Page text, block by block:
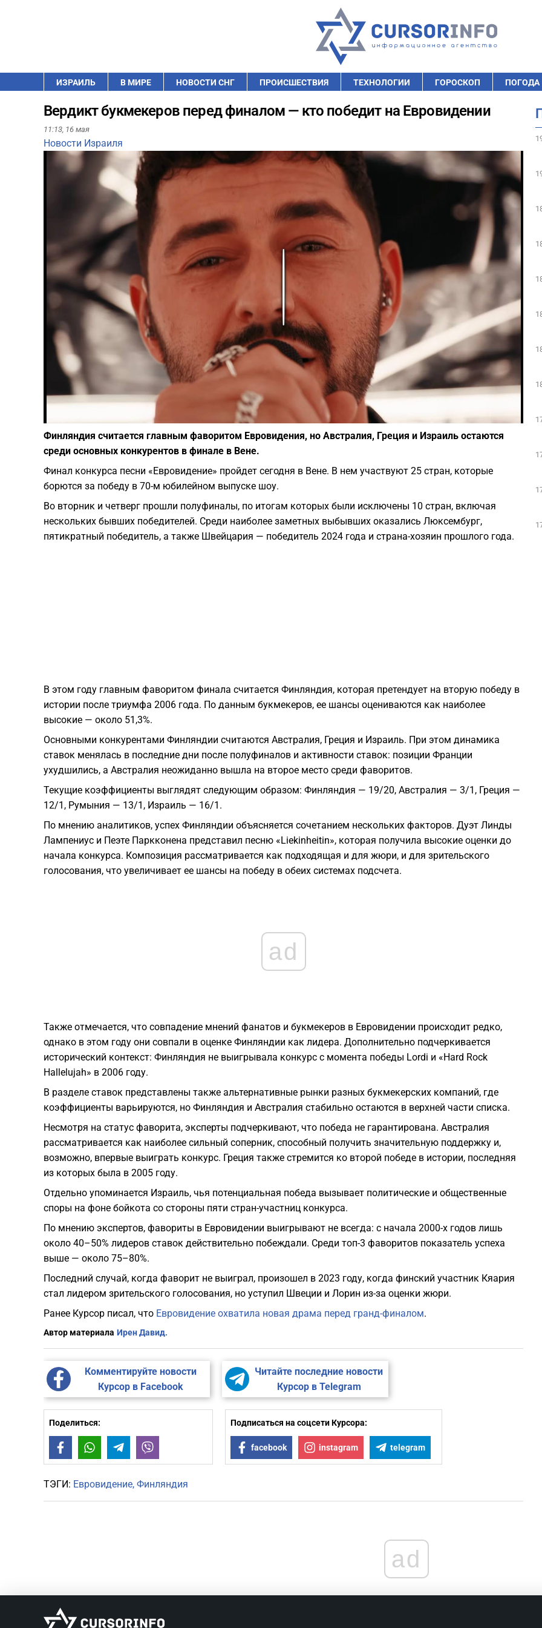
ИЗРАИЛЬ В МИРЕ НОВОСТИ СНГ ПРОИСШЕСТВИЯ ТЕХНОЛОГИИ ГОРОСКОП ПОГОДА
Вердикт букмекеров перед финалом — кто победит на Евровидении
11:13, 16 мая
Новости Израиля
Play
Финляндия считается главным фаворитом Евровидения, но Австралия, Греция и Израиль остаются
среди основных конкурентов в финале в Вене.
Финал конкурса песни «Евровидение» пройдет сегодня в Вене. В нем участвуют 25 стран, которые
борются за победу в 70-м юбилейном выпуске шоу.
Во вторник и четверг прошли полуфиналы, по итогам которых были исключены 10 стран, включая
нескольких бывших победителей. Среди наиболее заметных выбывших оказались Люксембург,
пятикратный победитель, а также Швейцария — победитель 2024 года и страна-хозяин прошлого года.
В этом году главным фаворитом финала считается Финляндия, которая претендует на вторую победу в
истории после триумфа 2006 года. По данным букмекеров, ее шансы оцениваются как наиболее
высокие — около 51,3%.
Основными конкурентами Финляндии считаются Австралия, Греция и Израиль. При этом динамика
ставок менялась в последние дни после полуфиналов и активности ставок: позиции Франции
ухудшились, а Австралия неожиданно вышла на второе место среди фаворитов.
Текущие коэффициенты выглядят следующим образом: Финляндия — 19/20, Австралия — 3/1, Греция —
12/1, Румыния — 13/1, Израиль — 16/1.
По мнению аналитиков, успех Финляндии объясняется сочетанием нескольких факторов. Дуэт Линды
Лампениус и Пеэте Паркконена представил песню «Liekinheitin», которая получила высокие оценки до
начала конкурса. Композиция рассматривается как подходящая и для жюри, и для зрительского
голосования, что увеличивает ее шансы на победу в обеих системах подсчета.
ad
Также отмечается, что совпадение мнений фанатов и букмекеров в Евровидении происходит редко,
однако в этом году они совпали в оценке Финляндии как лидера. Дополнительно подчеркивается
исторический контекст: Финляндия не выигрывала конкурс с момента победы Lordi и «Hard Rock
Hallelujah» в 2006 году.
В разделе ставок представлены также альтернативные рынки разных букмекерских компаний, где
коэффициенты варьируются, но Финляндия и Австралия стабильно остаются в верхней части списка.
Несмотря на статус фаворита, эксперты подчеркивают, что победа не гарантирована. Австралия
рассматривается как наиболее сильный соперник, способный получить значительную поддержку и,
возможно, впервые выиграть конкурс. Греция также стремится ко второй победе в истории, последняя
из которых была в 2005 году.
Отдельно упоминается Израиль, чья потенциальная победа вызывает политические и общественные
споры на фоне бойкота со стороны пяти стран-участниц конкурса.
По мнению экспертов, фавориты в Евровидении выигрывают не всегда: с начала 2000-х годов лишь
около 40–50% лидеров ставок действительно побеждали. Среди топ-3 фаворитов показатель успеха
выше — около 75–80%.
Последний случай, когда фаворит не выиграл, произошел в 2023 году, когда финский участник Кяария
стал лидером зрительского голосования, но уступил Швеции и Лорин из-за оценки жюри.
Ранее Курсор писал, что Евровидение охватила новая драма перед гранд-финалом.
Автор материала Ирен Давид.
Комментируйте новости
Курсор в Facebook
Читайте последние новости
Курсор в Telegram
Поделиться:
FacebookWhatsAppTelegram
Подписаться на соцсети Курсора:
facebook instagram telegram
ТЭГИ: Евровидение Финляндия
ad